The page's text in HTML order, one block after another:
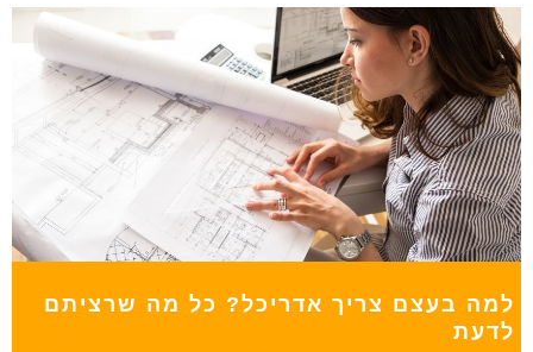
למה בעצם צריך אדריכל? כל מה שרציתם
לדעת